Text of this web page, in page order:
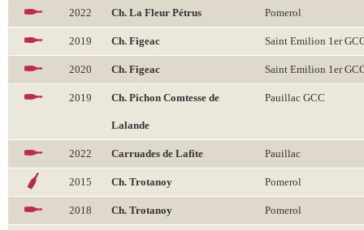
2022 Ch. La Fleur Pétrus Pomerol
2019 Ch. Figeac Saint Emilion 1er
2020 Ch. Figeac Saint Emilion 1er
2019 Ch. Pichon Comtesse de
Lalande
Pauillac GCC
2022 Carruades de Lafite Pauillac
2015 Ch. Trotanoy Pomerol
2018 Ch. Trotanoy Pomerol